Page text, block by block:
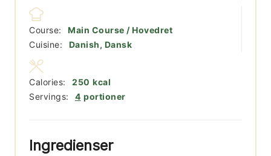
Course:
Main Course / Hovedret
Cuisine:
Danish, Dansk
Servings: 4 portioner
Calories: 250 kcal
Ingredienser